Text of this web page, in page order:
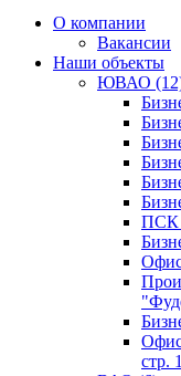
О компании
Вакансии
Наши объекты
ЮВАО
ПСК
стр.